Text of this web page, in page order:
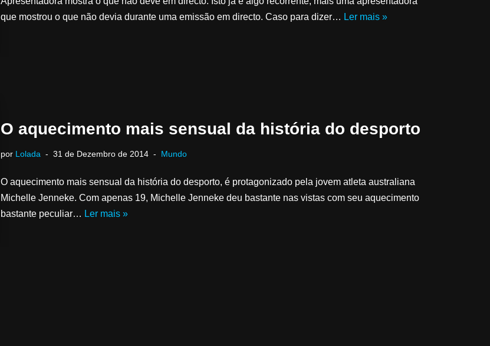
que mostrou o que não devia durante uma emissão em directo. Caso para dizer… Ler mais »
O aquecimento mais sensual da história do desporto
por Lolada 31 de Dezembro de 2014 Mundo
O aquecimento mais sensual da história do desporto, é protagonizado pela jovem atleta australiana
Michelle Jenneke. Com apenas 19, Michelle Jenneke deu bastante nas vistas com seu aquecimento
bastante peculiar… Ler mais »